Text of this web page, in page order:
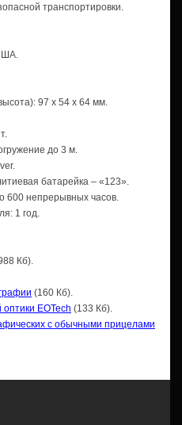
транспортировки.
97 x 54 x 64 мм.
до 3 м.
батарейка – «123».
600 непрерывных часов.
1 год.
Кб).
(160 Кб).
EOTech (133 Кб).
с обычными прицелами